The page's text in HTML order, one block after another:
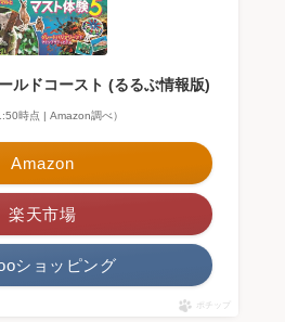
ルドコースト (るるぶ情報版)
時点 | Amazon調べ）
Amazon
楽天市場
ショッピング
ポチップ